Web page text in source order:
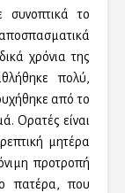
συνοπτικά το
χρόνια της
πολύ,
από το
Ορατές είναι
μητέρα
προτροπή
πατέρα, που